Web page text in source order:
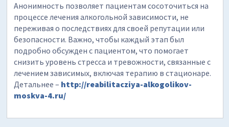
Анонимность позволяет пациентам сосоточиться на
процессе лечения алкогольной зависимости, не
переживая о последствиях для своей репутации или
безопасности. Важно, чтобы каждый этап был
подробно обсужден с пациентом, что помогает
снизить уровень стресса и тревожности, связанные с
лечением зависимых, включая терапию в стационаре.
Детальнее – http://reabilitacziya-alkogolikov-
moskva-4.ru/